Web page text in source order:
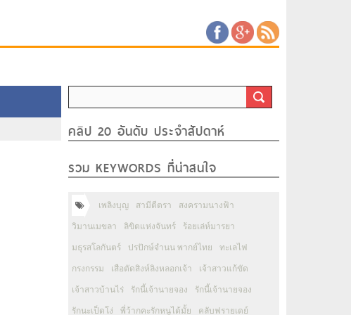
คลิป 20 อันดับ ประจำสัปดาห์
รวม KEYWORDS ที่น่าสนใจ
เพลิงบุญ สามีตีตรา สงครามนางฟ้า
วิมานเมขลา ลิขิตแห่งจันทร์ ร้อยเล่ห์มารยา
มธุรสโลกันตร์ ปรปักษ์จำนน พากย์ไทย ทะเลไฟ
กรงกรรม เสือตัดสิงห์ลิงหลอกเจ้า เจ้าสาวแก้ขัด
เจ้าสาวบ้านไร่ รักนี้เจ้านายจอง รักนี้เจ้านายจอง
รักนะเป็ดโง่ พี่ว้ากคะรักหนูได้มั้ย คลับฟรายเดย์